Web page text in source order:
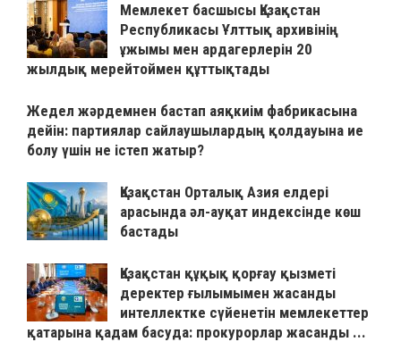
Мемлекет басшысы Қазақстан
Республикасы Ұлттық архивінің
ұжымы мен ардагерлерін 20
жылдық мерейтоймен құттықтады
Жедел жәрдемнен бастап аяқкиім фабрикасына
дейін: партиялар сайлаушылардың қолдауына ие
болу үшін не істеп жатыр?
Қазақстан Орталық Азия елдері
арасында әл-ауқат индексінде көш
бастады
Қазақстан құқық қорғау қызметі
деректер ғылымымен жасанды
интеллектке сүйенетін мемлекеттер
қатарына қадам басуда: прокурорлар жасанды ...